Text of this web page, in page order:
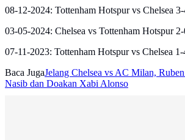
08-12-2024: Tottenham Hotspur vs Chelsea
03-05-2024: Chelsea vs Tottenham Hotspur
07-11-2023: Tottenham Hotspur vs Chelsea 1-
Baca JugaJelang Chelsea vs AC Milan,
Nasib dan Doakan Xabi Alonso